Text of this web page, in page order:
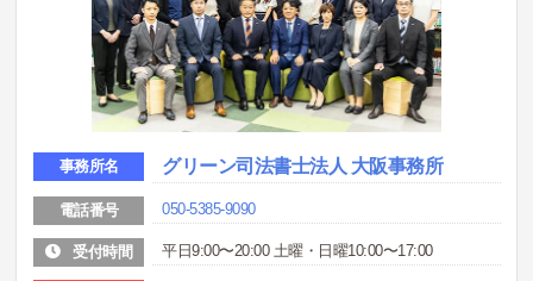
事務所名 グリーン司法書士法人 大阪事務所
電話番号 050-5385-9090
受付時間 平日9:00〜20:00 土曜・日曜10:00〜17:00